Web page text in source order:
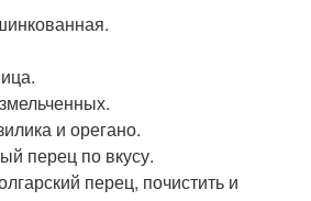
и орегано.
перец по вкусу.
перец, почистить и